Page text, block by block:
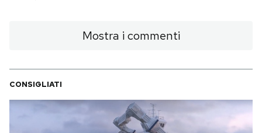
Mostra i commenti
CONSIGLIATI